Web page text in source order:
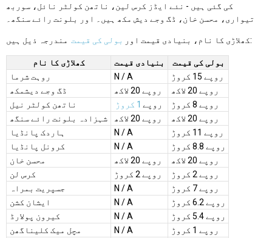
کی گئی ہیں - نئے ایڈز کرس لین، ناتھن کولٹر نائل، سوربھ
تیواری، محسن خان، ڈگ وجے دیش مکھ ہیں۔ اور بلونت رائے سنگھ۔
کھلاڑی کا نام، بنیادی قیمت اور بولی کی قیمت مندرجہ ذیل ہیں:
کھلاڑی کا نام بنیادی قیمت
بولی کی قیمت
روہت شرما
N / A
روپے 15 کروڑ
ڈگ وجے دیشمکھ
روپے 20 لاکھ
روپے 20 لاکھ
ناتھن کولٹر نیل
روپے 1 کروڑ
روپے 8 کروڑ
شہزادہ بلونت رائے سنگھ
روپے 20 لاکھ
روپے 20 لاکھ
ہاردک پانڈیا
N / A
روپے 11 کروڑ
کرونل پانڈیا
N / A
روپے 8.8 کروڑ
محسن خان
روپے 20 لاکھ
روپے 20 لاکھ
کرس لن
روپے 2 کروڑ
روپے 2 کروڑ
جسپریت بمراہ
N / A
روپے 7 کروڑ
ایشان کشن
N / A
روپے 6.2 کروڑ
کیرون پولارڈ
N / A
روپے 5.4 کروڑ
مچل میک کلیناگھن
N / A
روپے 1 کروڑ